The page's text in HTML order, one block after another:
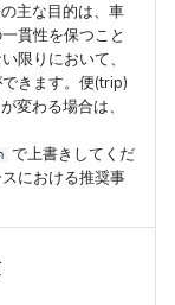
主な目的は、車
貫性を保つこと
限りにおいて、
きます。便(trip)
変わる場合は、
で上書きしてくだ
における推奨事